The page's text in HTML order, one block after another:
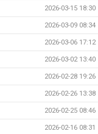
2026-03-15 18:30
2026-03-09 08:34
2026-03-06 17:12
2026-03-02 13:40
2026-02-28 19:26
2026-02-26 13:38
2026-02-25 08:46
2026-02-16 08:31